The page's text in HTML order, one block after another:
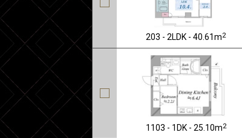
203 - 2LDK - 40.61m2
1103 - 1DK - 25.10m2